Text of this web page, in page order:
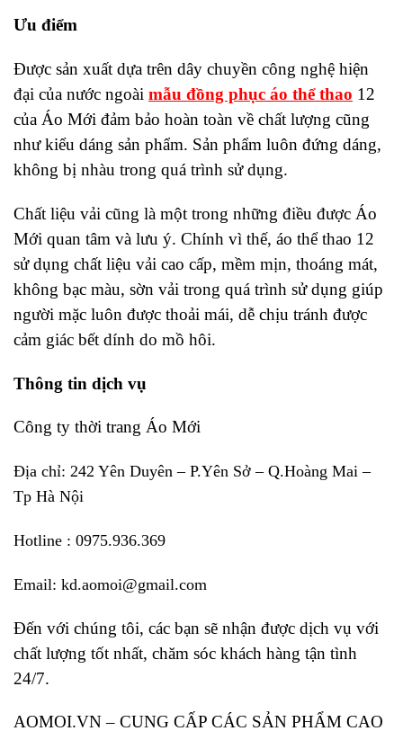
Ưu điểm
Được sản xuất dựa trên dây chuyền công nghệ hiện
đại của nước ngoài mẫu đồng phục áo thể thao 12
của Áo Mới đảm bảo hoàn toàn về chất lượng cũng
như kiểu dáng sản phẩm. Sản phẩm luôn đứng dáng,
không bị nhàu trong quá trình sử dụng.
Chất liệu vải cũng là một trong những điều được Áo
Mới quan tâm và lưu ý. Chính vì thế, áo thể thao 12
sử dụng chất liệu vải cao cấp, mềm mịn, thoáng mát,
không bạc màu, sờn vải trong quá trình sử dụng giúp
người mặc luôn được thoải mái, dễ chịu tránh được
cảm giác bết dính do mồ hôi.
Thông tin dịch vụ
Công ty thời trang Áo Mới
Địa chỉ: 242 Yên Duyên – P.Yên Sở – Q.Hoàng Mai –
Tp Hà Nội
Hotline : 0975.936.369
Email: kd.aomoi@gmail.com
Đến với chúng tôi, các bạn sẽ nhận được dịch vụ với
chất lượng tốt nhất, chăm sóc khách hàng tận tình
24/7.
AOMOI.VN – CUNG CẤP CÁC SẢN PHẨM CAO